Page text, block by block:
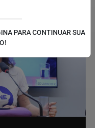
PARA CONTINUAR SUA